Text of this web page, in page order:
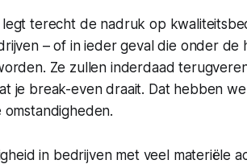
legt terecht de nadruk op
– of in ieder geval die onder de
Ze zullen inderdaad
je break-even draait. Dat hebben
in bedrijven met veel materiële